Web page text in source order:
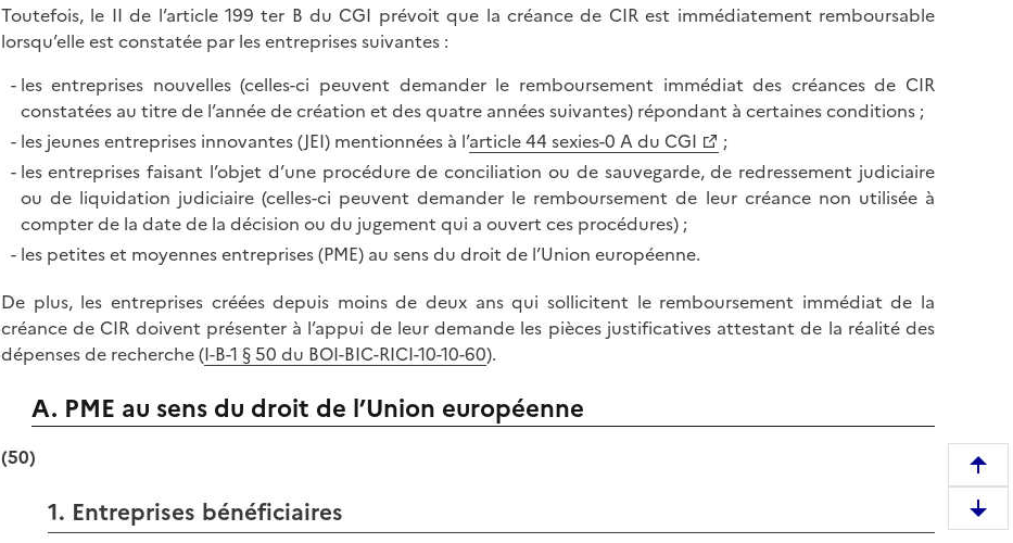
Toutefois, le II de l’article 199 ter B du CGI prévoit que la créance de CIR est immédiatement remboursable
lorsqu’elle est constatée par les entreprises suivantes :
les entreprises nouvelles (celles-ci peuvent demander le remboursement immédiat des créances de CIR
constatées au titre de l’année de création et des quatre années suivantes) répondant à certaines conditions ;
les jeunes entreprises innovantes (JEI) mentionnées à l’article 44 sexies-0 A du CGI
;
les entreprises faisant l’objet d’une procédure de conciliation ou de sauvegarde, de redressement judiciaire
ou de liquidation judiciaire (celles-ci peuvent demander le remboursement de leur créance non utilisée à
compter de la date de la décision ou du jugement qui a ouvert ces procédures) ;
les petites et moyennes entreprises (PME) au sens du droit de l’Union européenne.
De plus, les entreprises créées depuis moins de deux ans qui sollicitent le remboursement immédiat de la
créance de CIR doivent présenter à l’appui de leur demande les pièces justificatives attestant de la réalité des
dépenses de recherche (I-B-1 § 50 du BOI-BIC-RICI-10-10-60).
A. PME au sens du droit de l’Union européenne
(50)
1. Entreprises bénéficiaires
e
m
D